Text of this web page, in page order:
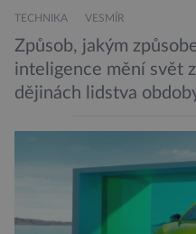
TECHNIKA VESMÍR
Způsob, jakým
inteligence mění svět
dějinách lidstva
bezpečnostní experti
méně nápadné riziko.
odborníků by už